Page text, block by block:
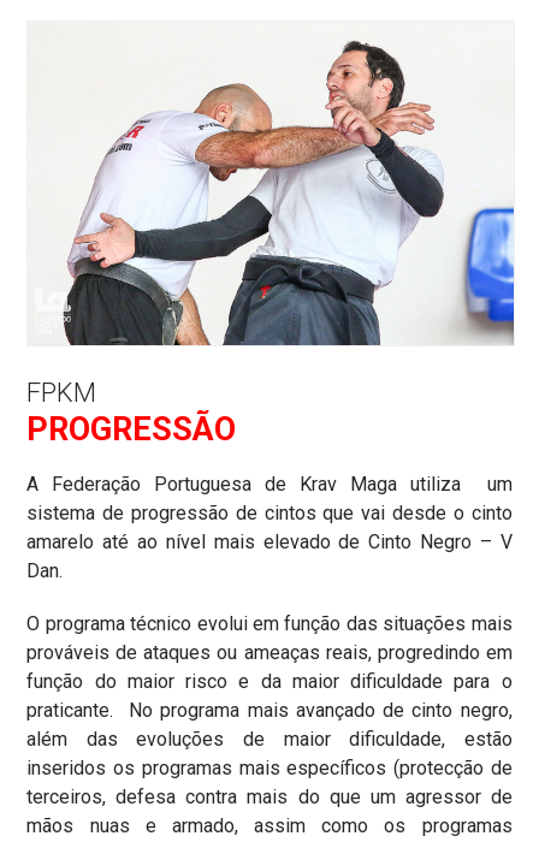
FPKM
PROGRESSÃO
A Federação Portuguesa de Krav Maga utiliza um
sistema de progressão de cintos que vai desde o cinto
amarelo até ao nível mais elevado de Cinto Negro – V
Dan.
O programa técnico evolui em função das situações mais
prováveis de ataques ou ameaças reais, progredindo em
função do maior risco e da maior dificuldade para o
praticante. No programa mais avançado de cinto negro,
além das evoluções de maior dificuldade, estão
inseridos os programas mais específicos (protecção de
terceiros, defesa contra mais do que um agressor de
mãos nuas e armado, assim como os programas